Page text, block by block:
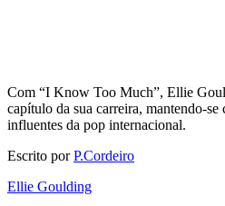
Com “I Know Too Much”, Ellie
capítulo da sua carreira, mantendo-se
influentes da pop internacional.
Escrito porP.Cordeiro
Ellie Goulding